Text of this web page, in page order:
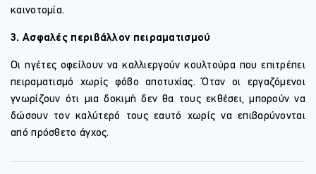
καινοτομία.
3. Ασφαλές περιβάλλον πειραματισμού
Οι ηγέτες οφείλουν να καλλιεργούν κουλτούρα που επιτρέπει
πειραματισμό χωρίς φόβο αποτυχίας. Όταν οι εργαζόμενοι
γνωρίζουν ότι μια δοκιμή δεν θα τους εκθέσει, μπορούν να
δώσουν τον καλύτερό τους εαυτό χωρίς να επιβαρύνονται
από πρόσθετο άγχος.